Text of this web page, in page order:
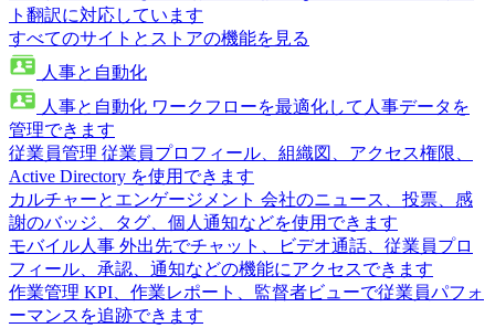
ト翻訳に対応しています
すべてのサイトとストアの機能を見る
人事と自動化
人事と自動化 ワークフローを最適化して人事データを
管理できます
従業員管理 従業員プロフィール、組織図、アクセス権限、
Active Directory を使用できます
カルチャーとエンゲージメント 会社のニュース、投票、感
謝のバッジ、タグ、個人通知などを使用できます
モバイル人事 外出先でチャット、ビデオ通話、従業員プロ
フィール、承認、通知などの機能にアクセスできます
作業管理 KPI、作業レポート、監督者ビューで従業員パフォ
ーマンスを追跡できます